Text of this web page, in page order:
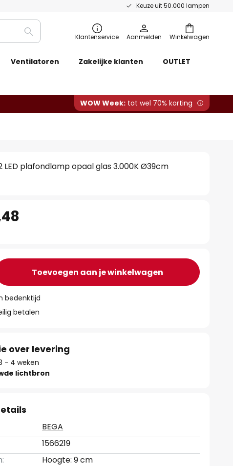
Keuze uit 50.000 lampen
Winkelwagen
Zoeken Klantenservice Aanmelden
Ventilatoren Zakelijke klanten OUTLET
WOW Week: tot wel 70% korting
LED plafondlamp opaal glas 3.000K Ø39cm
Toevoegen aan je winkelwagen
bedenktijd
betalen
over levering
- 4 weken
lichtbron
BEGA
1566219
Hoogte: 9 cm